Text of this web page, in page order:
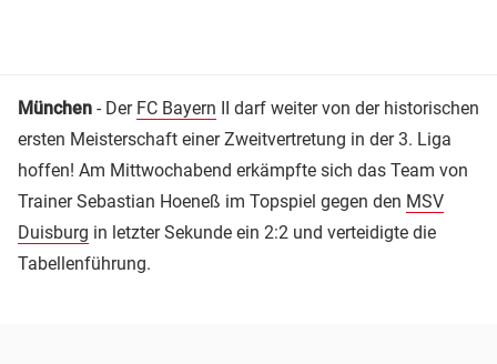
München - Der FC Bayern II darf weiter von der historischen
ersten Meisterschaft einer Zweitvertretung in der 3. Liga
hoffen! Am Mittwochabend erkämpfte sich das Team von
Trainer Sebastian Hoeneß im Topspiel gegen den MSV
Duisburg in letzter Sekunde ein 2:2 und verteidigte die
Tabellenführung.